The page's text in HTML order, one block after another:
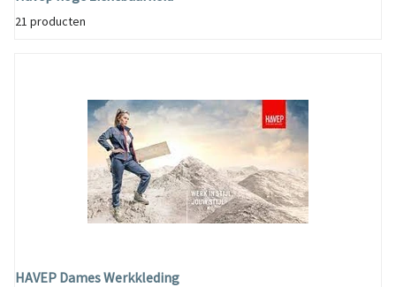
21 producten
HAVEP Dames Werkkleding